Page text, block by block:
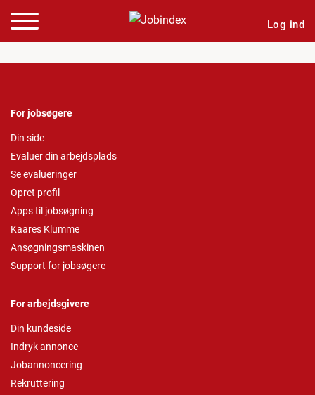
Log ind
For jobsøgere
Din side
Evaluer din arbejdsplads
Se evalueringer
Opret profil
Apps til jobsøgning
Kaares Klumme
Ansøgningsmaskinen
Support for jobsøgere
For arbejdsgivere
Din kundeside
Indryk annonce
Jobannoncering
Rekruttering